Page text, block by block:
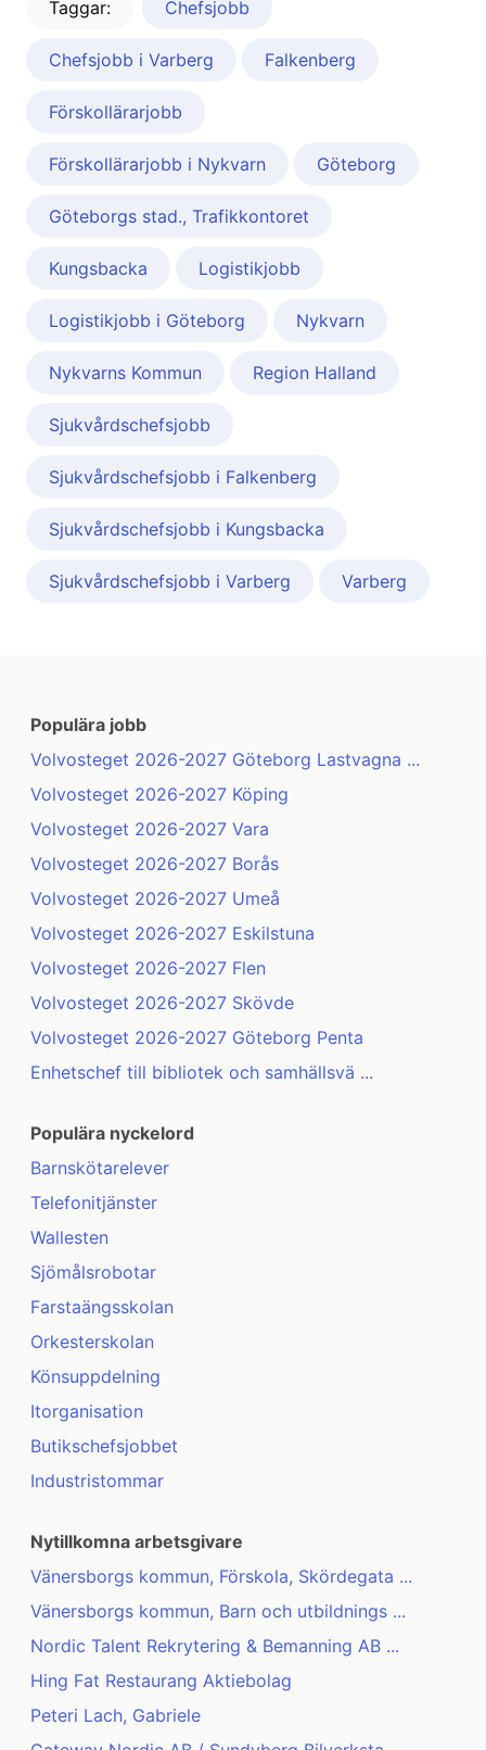
Taggar: Chefsjobb
Chefsjobb i Varberg Falkenberg
Förskollärarjobb
Förskollärarjobb i Nykvarn Göteborg
Göteborgs stad., Trafikkontoret
Kungsbacka Logistikjobb
Logistikjobb i Göteborg Nykvarn
Nykvarns Kommun Region Halland
Sjukvårdschefsjobb
Sjukvårdschefsjobb i Falkenberg
Sjukvårdschefsjobb i Kungsbacka
Sjukvårdschefsjobb i Varberg Varberg
Populära jobb
Volvosteget 2026-2027 Göteborg Lastvagna ...
Volvosteget 2026-2027 Köping
Volvosteget 2026-2027 Vara
Volvosteget 2026-2027 Borås
Volvosteget 2026-2027 Umeå
Volvosteget 2026-2027 Eskilstuna
Volvosteget 2026-2027 Flen
Volvosteget 2026-2027 Skövde
Volvosteget 2026-2027 Göteborg Penta
Enhetschef till bibliotek och samhällsvä ...
Populära nyckelord
Barnskötarelever
Telefonitjänster
Wallesten
Sjömålsrobotar
Farstaängsskolan
Orkesterskolan
Könsuppdelning
Itorganisation
Butikschefsjobbet
Industristommar
Nytillkomna arbetsgivare
Vänersborgs kommun, Förskola, Skördegata ...
Vänersborgs kommun, Barn och utbildnings ...
Nordic Talent Rekrytering & Bemanning AB ...
Hing Fat Restaurang Aktiebolag
Peteri Lach, Gabriele